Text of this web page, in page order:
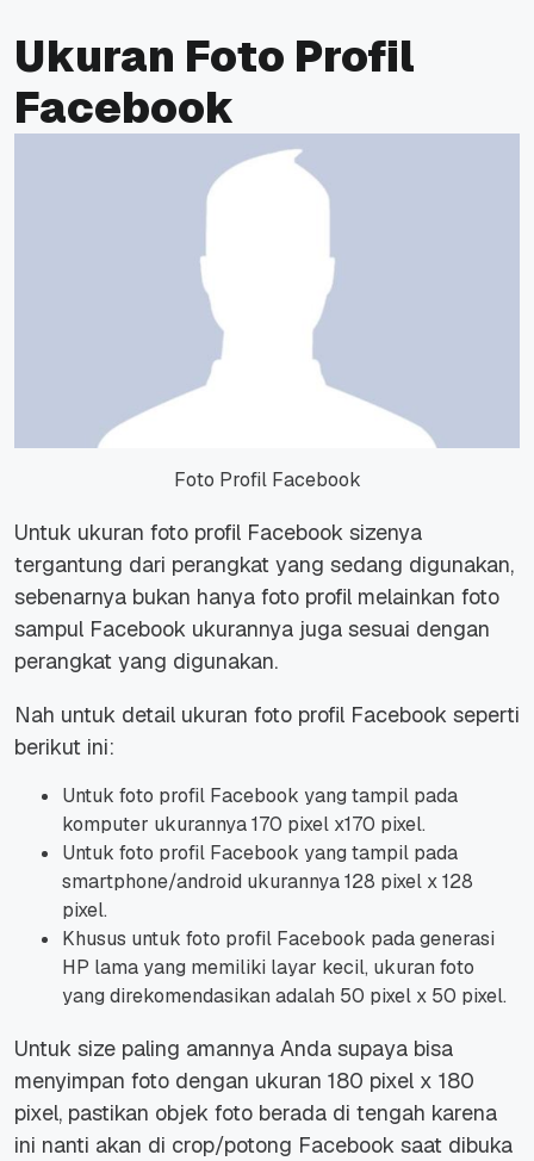
Ukuran Foto Profil
Facebook
Foto Profil Facebook
Untuk ukuran foto profil Facebook sizenya
tergantung dari perangkat yang sedang digunakan,
sebenarnya bukan hanya foto profil melainkan foto
sampul Facebook ukurannya juga sesuai dengan
perangkat yang digunakan.
Nah untuk detail ukuran foto profil Facebook seperti
berikut ini:
Untuk foto profil Facebook yang tampil pada
komputer ukurannya 170 pixel x170 pixel.
Untuk foto profil Facebook yang tampil pada
smartphone/android ukurannya 128 pixel x 128
pixel.
Khusus untuk foto profil Facebook pada generasi
HP lama yang memiliki layar kecil, ukuran foto
yang direkomendasikan adalah 50 pixel x 50 pixel.
Untuk size paling amannya Anda supaya bisa
menyimpan foto dengan ukuran 180 pixel x 180
pixel, pastikan objek foto berada di tengah karena
ini nanti akan di crop/potong Facebook saat dibuka